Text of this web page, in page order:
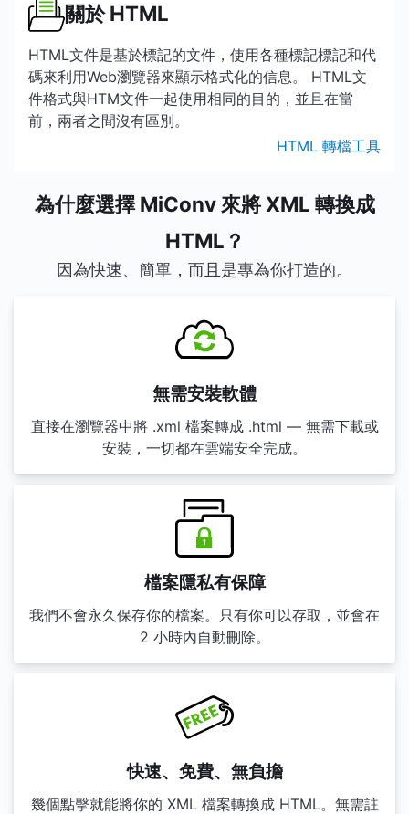
關於 HTML
HTML文件是基於標記的文件，使用各種標記標記和代
碼來利用Web瀏覽器來顯示格式化的信息。 HTML文
件格式與HTM文件一起使用相同的目的，並且在當
前，兩者之間沒有區別。
HTML 轉檔工具
為什麼選擇 MiConv 來將 XML 轉換成
HTML？
因為快速、簡單，而且是專為你打造的。
無需安裝軟體
直接在瀏覽器中將 .xml 檔案轉成 .html — 無需下載或
安裝，一切都在雲端安全完成。
檔案隱私有保障
我們不會永久保存你的檔案。只有你可以存取，並會在
2 小時內自動刪除。
快速、免費、無負擔
幾個點擊就能將你的 XML 檔案轉換成 HTML。無需註